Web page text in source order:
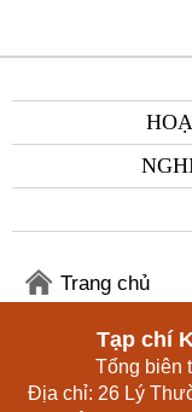
Trang chủ
Tạp chí
Tổng biên
Địa chỉ: 26 Lý